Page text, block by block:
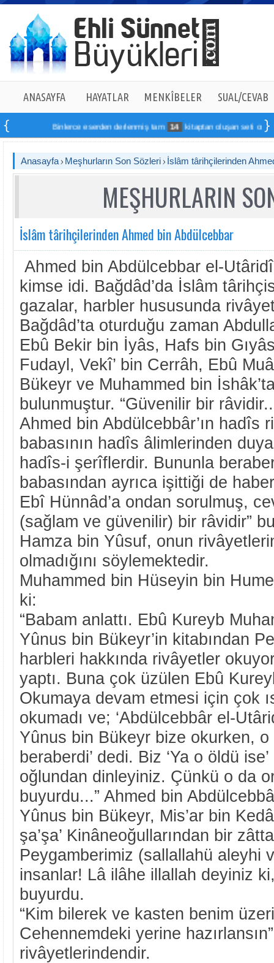
ANASAYFA HAYATLAR MENKÎBELER SUAL/CEVAB
Binlerce eserden derlenmiş tam 14 kitaptan oluşan seti online
Anasayfa Meşhurların Son Sözleri İslâm târihçilerinden
MEŞHURLARIN
İslâm târihçilerinden Ahmed bin Abdülcebbar
Ahmed bin Abdülcebbar el-
kimse idi. Bağdâd’da İslâm
gazalar, harbler hususunda
Bağdâd’ta oturduğu zaman
Ebû Bekir bin İyâs, Hafs bin
Fudayl, Vekî’ bin Cerrâh, Ebû
Bükeyr ve Muhammed bin
bulunmuştur. “Güvenilir bir
Ahmed bin Abdülcebbâr’ın hadîs
babasının hadîs âlimlerinden
hadîs-i şerîflerdir. Bununla
babasından ayrıca işittiği de
Ebî Hünnâd’a ondan sorulmuş,
(sağlam ve güvenilir) bir râvidir”
Hamza bin Yûsuf, onun
olmadığını söylemektedir.
Muhammed bin Hüseyin bin
ki:
“Babam anlattı. Ebû Kureyb
Yûnus bin Bükeyr’in kitabından
harbleri hakkında rivâyetler
yaptı. Buna çok üzülen Ebû
Okumaya devam etmesi için çok
okumadı ve; ‘Abdülcebbâr el-
Yûnus bin Bükeyr bize okurken,
beraberdi’ dedi. Biz ‘Ya o öldü
oğlundan dinleyiniz. Çünkü o da
buyurdu...” Ahmed bin
Yûnus bin Bükeyr, Mis’ar bin
şa’şa’ Kinâneoğullarından bir
Peygamberimiz (sallallahü aleyhi
insanlar! Lâ ilâhe illallah deyiniz ki,
buyurdu.
“Kim bilerek ve kasten benim
Cehennemdeki yerine
rivâyetlerindendir.